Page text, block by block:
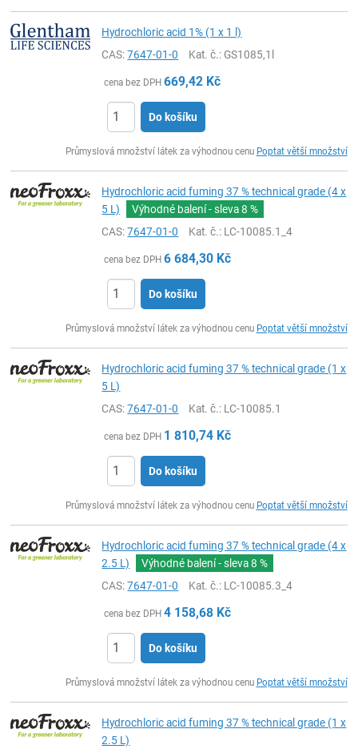
Hydrochloric acid 1% (1 x 1 l)
CAS:7647-01-0 Kat. č.: GS1085,1l
cena bez DPH 669,42 Kč
Do košíku
Průmyslová množství látek za výhodnou cenu Poptat větší množství
Hydrochloric acid fuming 37 % technical grade (4 x
5 L)
Výhodné balení - sleva8 %
CAS:7647-01-0 Kat. č.: LC-10085.1_4
cena bez DPH 6 684,30 Kč
Do košíku
Průmyslová množství látek za výhodnou cenu Poptat větší množství
Hydrochloric acid fuming 37 % technical grade (1 x
5 L)
CAS:7647-01-0 Kat. č.: LC-10085.1
cena bez DPH 1 810,74 Kč
Do košíku
Průmyslová množství látek za výhodnou cenu Poptat větší množství
Hydrochloric acid fuming 37 % technical grade (4 x
2.5 L)
Výhodné balení - sleva8 %
CAS:7647-01-0 Kat. č.: LC-10085.3_4
cena bez DPH 4 158,68 Kč
Do košíku
Průmyslová množství látek za výhodnou cenu Poptat větší množství
Hydrochloric acid fuming 37 % technical grade (1 x
2.5 L)